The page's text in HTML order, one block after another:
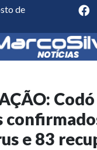
de
e 83